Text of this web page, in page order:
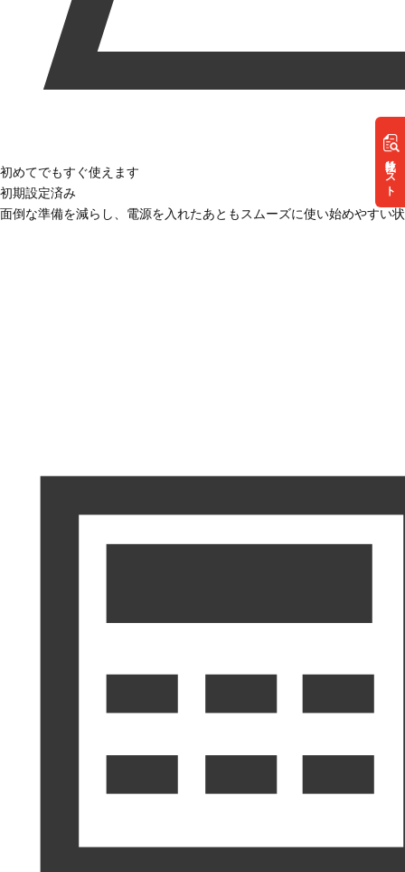
リスト
初めてでもすぐ使えます
初期設定済み
面倒な準備を減らし、電源を入れたあともスムーズに使い始めやすい